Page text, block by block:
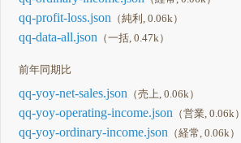
qq-profit-loss.json （純利, 0.06k）
qq-data-all.json （一括, 0.47k）
前年同期比
qq-yoy-net-sales.json （売上, 0.06k）
qq-yoy-operating-income.json （営業, 0.06k）
qq-yoy-ordinary-income.json （経常, 0.06k）